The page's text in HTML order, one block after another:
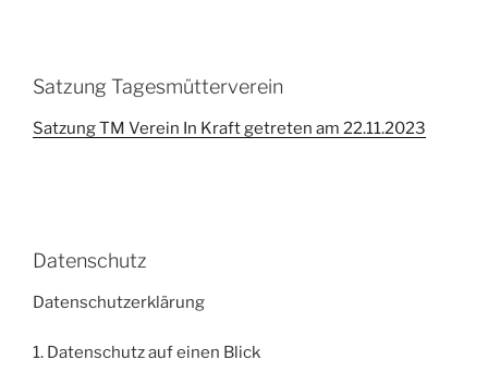
Satzung Tagesmütterverein
Satzung TM Verein In Kraft getreten am 22.11.2023
Datenschutz
Datenschutzerklärung
1. Datenschutz auf einen Blick